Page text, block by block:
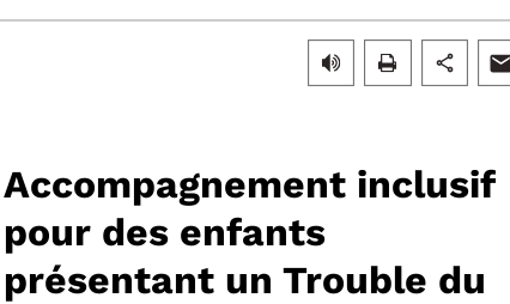
Accompagnement inclusif
pour des enfants
présentant un Trouble du